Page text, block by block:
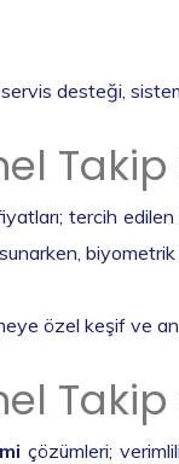
desteği,
Takip
tercih edilen
özel keşif ve
çözümleri;